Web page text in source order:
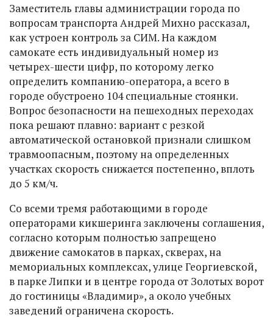
Заместитель главы администрации города по
вопросам транспорта Андрей Михно рассказал,
как устроен контроль за СИМ. На каждом
самокате есть индивидуальный номер из
четырех-шести цифр, по которому легко
определить компанию-оператора, а всего в
городе обустроено 104 специальные стоянки.
Вопрос безопасности на пешеходных переходах
пока решают плавно: вариант с резкой
автоматической остановкой признали слишком
травмоопасным, поэтому на определенных
участках скорость снижается постепенно, вплоть
до 5 км/ч.
Со всеми тремя работающими в городе
операторами кикшеринга заключены соглашения,
согласно которым полностью запрещено
движение самокатов в парках, скверах, на
мемориальных комплексах, улице Георгиевской,
в парке Липки и в центре города от Золотых ворот
до гостиницы «Владимир», а около учебных
заведений ограничена скорость.